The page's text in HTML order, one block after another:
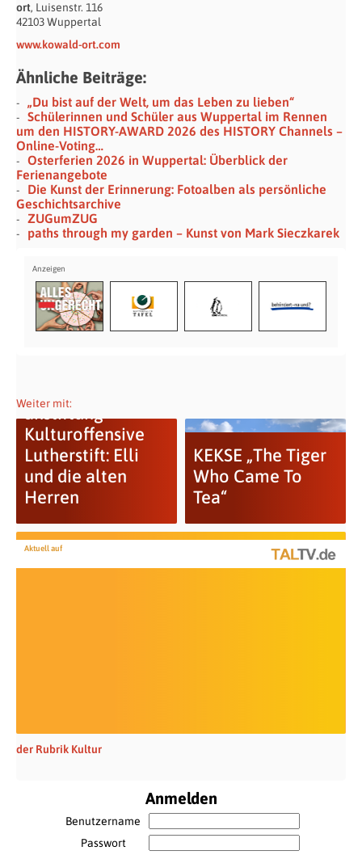
ort, Luisenstr. 116
42103 Wuppertal
www.kowald-ort.com
Ähnliche Beiträge:
„Du bist auf der Welt, um das Leben zu lieben“
Schülerinnen und Schüler aus Wuppertal im Rennen
um den HISTORY-AWARD 2026 des HISTORY Channels –
Online-Voting…
Osterferien 2026 in Wuppertal: Überblick der
Ferienangebote
Die Kunst der Erinnerung: Fotoalben als persönliche
Geschichtsarchive
ZUGumZUG
paths through my garden – Kunst von Mark Sieczkarek
Weiter mit:
anstiftung
Kulturoffensive
Lutherstift: Elli
und die alten
Herren
KEKSE „The Tiger
Who Came To
Tea“
Aktuell auf
der Rubrik Kultur
Anmelden
Benutzername
Passwort